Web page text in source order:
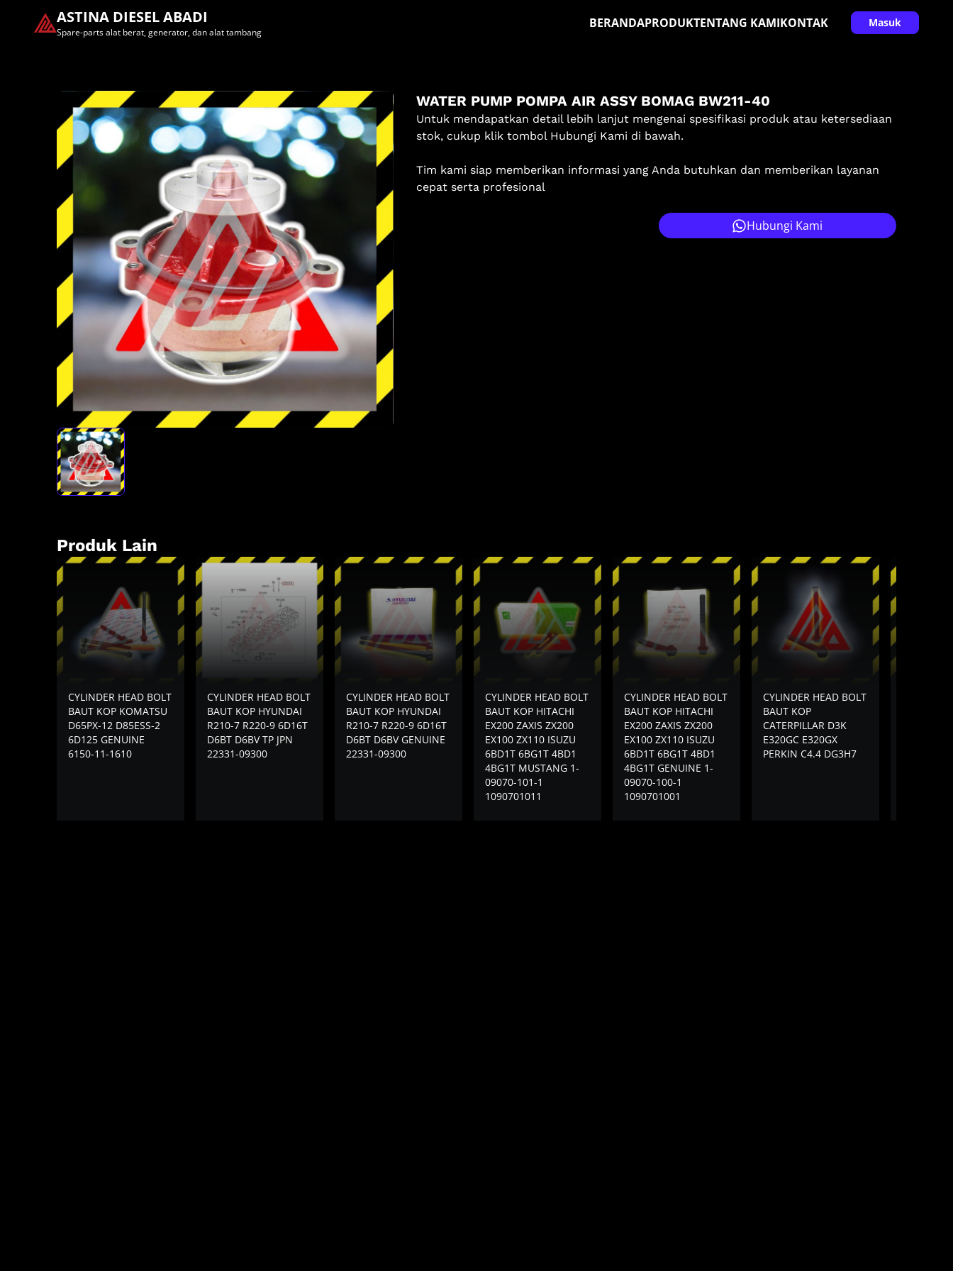
ASTINA DIESEL ABADI
Spare-parts alat berat, generator, dan alat tambang
BERANDAPRODUKTENTANG KAMIKONTAK Masuk
Masuk
Pilih methode masuk
Lanjutkan dengan Google
Dengan melanjutkan, kamu telah membaca dan setuju
dengan
Ketentuan Layanandan Kebijakan Privasi
WATER PUMP POMPA AIR ASSY BOMAG BW211-40
Untuk mendapatkan detail lebih lanjut mengenai spesifikasi produk atau ketersediaan
stok, cukup klik tombol Hubungi Kami di bawah.
Tim kami siap memberikan informasi yang Anda butuhkan dan memberikan layanan
cepat serta profesional
Hubungi Kami
Produk Lain
CYLINDER HEAD BOLT
BAUT KOP KOMATSU
D65PX-12 D85ESS-2
6D125 GENUINE
6150-11-1610
CYLINDER HEAD BOLT
BAUT KOP HYUNDAI
R210-7 R220-9 6D16T
D6BT D6BV TP JPN
22331-09300
CYLINDER HEAD BOLT
BAUT KOP HYUNDAI
R210-7 R220-9 6D16T
D6BT D6BV GENUINE
22331-09300
CYLINDER HEAD BOLT
BAUT KOP HITACHI
EX200 ZAXIS ZX200
EX100 ZX110 ISUZU
6BD1T 6BG1T 4BD1
4BG1T MUSTANG 1-
09070-101-1
1090701011
CYLINDER HEAD BOLT
BAUT KOP HITACHI
EX200 ZAXIS ZX200
EX100 ZX110 ISUZU
6BD1T 6BG1T 4BD1
4BG1T GENUINE 1-
09070-100-1
1090701001
CYLINDER HEAD BOLT
BAUT KOP
CATERPILLAR D3K
E320GC E320GX
PERKIN C4.4 DG3H7